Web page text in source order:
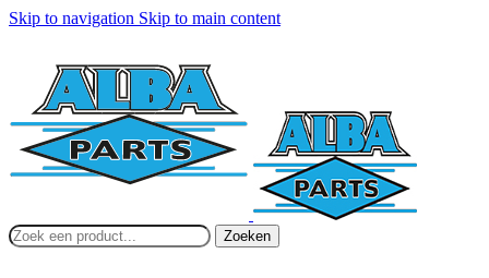
Skip to navigation Skip to main content
Zoeken